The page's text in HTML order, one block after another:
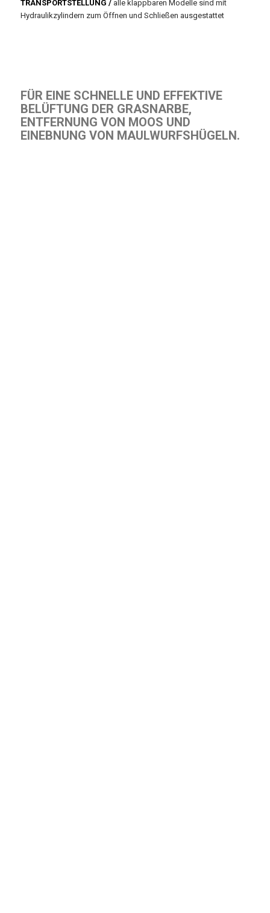
TRANSPORTSTELLUNG /alle klappbaren Modelle sind mit
Hydraulikzylindern zum Öffnen und Schließen ausgestattet
FÜR EINE SCHNELLE UND EFFEKTIVE
BELÜFTUNG DER GRASNARBE,
ENTFERNUNG VON MOOS UND
EINEBNUNG VON MAULWURFSHÜGELN.